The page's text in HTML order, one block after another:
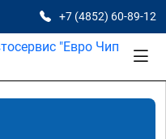
+7 (4852) 60-89-12